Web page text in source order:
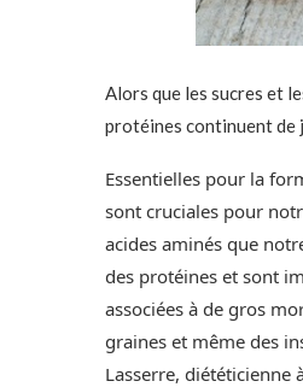
Alors que les sucres et
protéines continuent de
Essentielles pour la
sont cruciales pour
acides aminés que
des protéines et sont
associées à de gros
graines et même des
Lasserre, diététicienne